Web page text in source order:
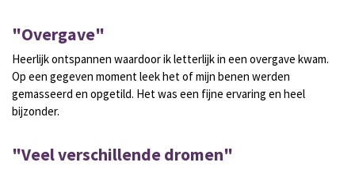
"Overgave"
Heerlijk ontspannen waardoor ik letterlijk in een overgave kwam.
Op een gegeven moment leek het of mijn benen werden
gemasseerd en opgetild. Het was een fijne ervaring en heel
bijzonder.
"Veel verschillende dromen"